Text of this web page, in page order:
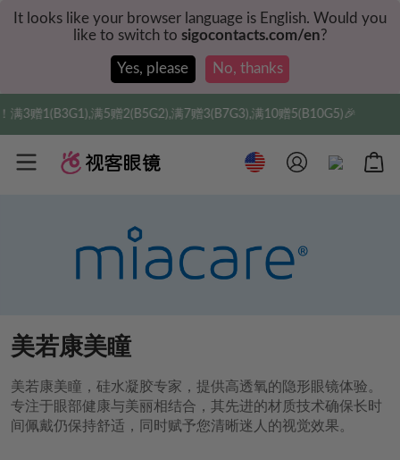
It looks like your browser language is English. Would you
like to switch to sigocontacts.com/en?
Yes, please No, thanks
3赠1(B3G1),满5赠2(B5G2),满7赠3(B7G3),满10赠5(B10G5)🎉
美若康美瞳